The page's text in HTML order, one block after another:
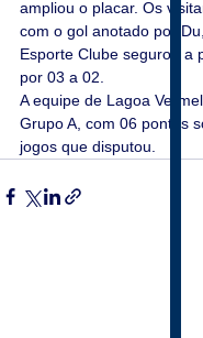
ampliou o placar. Os
com o gol anotado por
Esporte Clube segurou a
por 03 a 02.
A equipe de Lagoa
Grupo A, com 06 pontos
jogos que disputou.